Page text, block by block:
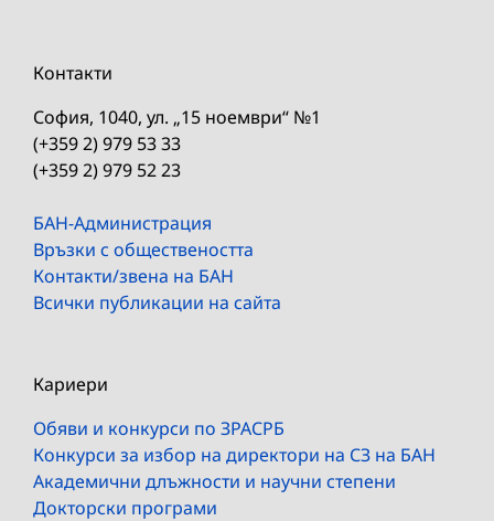
Контакти
София, 1040, ул. „15 ноември“ №1
(+359 2) 979 53 33
(+359 2) 979 52 23
БАН-Администрация
Връзки с обществеността
Контакти/звена на БАН
Всички публикации на сайта
Кариери
Обяви и конкурси по ЗРАСРБ
Конкурси за избор на директори на СЗ на БАН
Академични длъжности и научни степени
Докторски програми